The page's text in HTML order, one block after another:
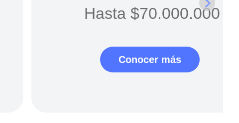
Hasta $70.000.000
Conocer más